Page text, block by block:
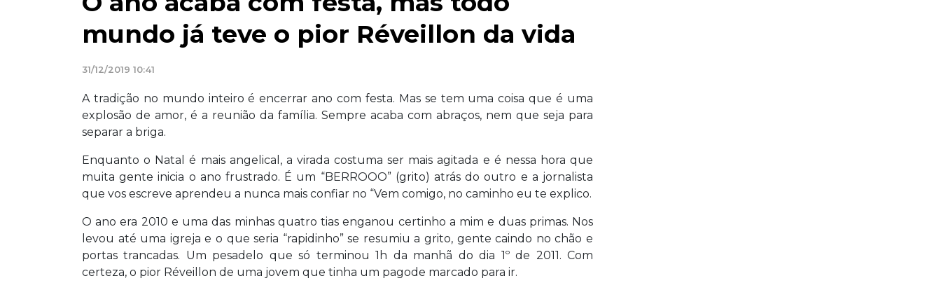
mundo já teve o pior Réveillon da vida
31/12/2019 10:41
A tradição no mundo inteiro é encerrar ano com festa. Mas se tem uma coisa que é uma
explosão de amor, é a reunião da família. Sempre acaba com abraços, nem que seja para
separar a briga.
Enquanto o Natal é mais angelical, a virada costuma ser mais agitada e é nessa hora que
muita gente inicia o ano frustrado. É um “BERROOO” (grito) atrás do outro e a jornalista
que vos escreve aprendeu a nunca mais confiar no “Vem comigo, no caminho eu te explico.
O ano era 2010 e uma das minhas quatro tias enganou certinho a mim e duas primas. Nos
levou até uma igreja e o que seria “rapidinho” se resumiu a grito, gente caindo no chão e
portas trancadas. Um pesadelo que só terminou 1h da manhã do dia 1º de 2011. Com
certeza, o pior Réveillon de uma jovem que tinha um pagode marcado para ir.